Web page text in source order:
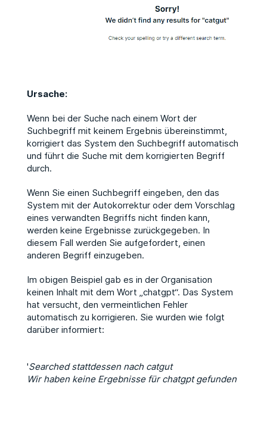
Ursache:
Wenn bei der Suche nach einem Wort der
Suchbegriff mit keinem Ergebnis übereinstimmt,
korrigiert das System den Suchbegriff automatisch
und führt die Suche mit dem korrigierten Begriff
durch.
Wenn Sie einen Suchbegriff eingeben, den das
System mit der Autokorrektur oder dem Vorschlag
eines verwandten Begriffs nicht finden kann,
werden keine Ergebnisse zurückgegeben. In
diesem Fall werden Sie aufgefordert, einen
anderen Begriff einzugeben.
Im obigen Beispiel gab es in der Organisation
keinen Inhalt mit dem Wort „chatgpt“. Das System
hat versucht, den vermeintlichen Fehler
automatisch zu korrigieren. Sie wurden wie folgt
darüber informiert:
'Searched stattdessen nach catgut
Wir haben keine Ergebnisse für chatgpt gefunden